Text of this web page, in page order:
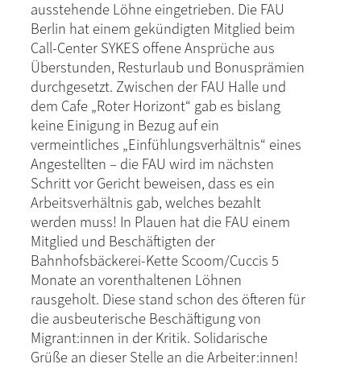
ausstehende Löhne eingetrieben. Die FAU
Berlin hat einem gekündigten Mitglied beim
Call-Center SYKES offene Ansprüche aus
Überstunden, Resturlaub und Bonusprämien
durchgesetzt. Zwischen der FAU Halle und
dem Cafe „Roter Horizont“ gab es bislang
keine Einigung in Bezug auf ein
vermeintliches „Einfühlungsverhältnis“ eines
Angestellten – die FAU wird im nächsten
Schritt vor Gericht beweisen, dass es ein
Arbeitsverhältnis gab, welches bezahlt
werden muss! In Plauen hat die FAU einem
Mitglied und Beschäftigten der
Bahnhofsbäckerei-Kette Scoom/Cuccis 5
Monate an vorenthaltenen Löhnen
rausgeholt. Diese stand schon des öfteren für
die ausbeuterische Beschäftigung von
Migrant:innen in der Kritik. Solidarische
Grüße an dieser Stelle an die Arbeiter:innen!